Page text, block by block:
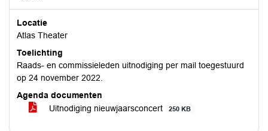
Locatie
Atlas Theater
Toelichting
Raads- en commissieleden uitnodiging per mail toegestuurd
op 24 november 2022.
Agenda documenten
Uitnodiging nieuwjaarsconcert
250 KB